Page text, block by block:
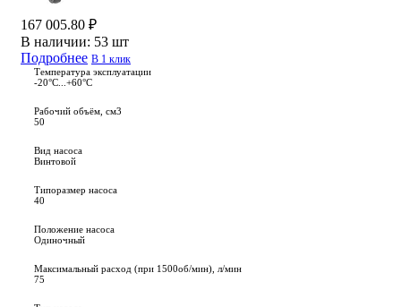
167 005.80 ₽
В наличии: 53 шт
Подробнее В 1 клик
Температура эксплуатации
-20°С...+60°С
Рабочий объём, см3
50
Вид насоса
Винтовой
Типоразмер насоса
40
Положение насоса
Одиночный
Максимальный расход (при 1500об/мин), л/мин
75